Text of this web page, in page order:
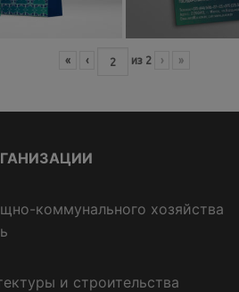
« ‹ из 2 › »
коммунального хозяйства
и строительства